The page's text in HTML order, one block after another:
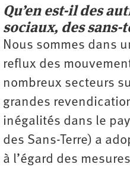
Qu’en est-il des
sociaux, des sans-
Nous sommes dans
reflux des
nombreux secteurs
grandes
inégalités dans le
des Sans-Terre) a
à l’égard des